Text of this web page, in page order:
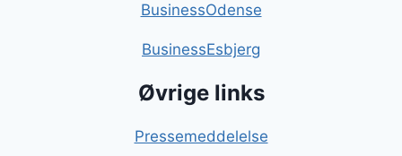
BusinessOdense
BusinessEsbjerg
Øvrige links
Pressemeddelelse